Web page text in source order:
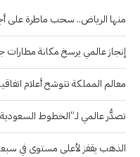
منها الرياض.. سحب ماطرة على أجزاء
إنجاز عالمي يرسخ مكانة مطارات
معالم المملكة تتوشح أعلام
تصدُّر عالمي لـ”الخطوط
الذهب يقفز لأعلى مستوى في